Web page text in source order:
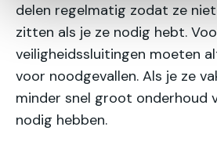
delen regelmatig zodat ze
zitten als je ze nodig hebt.
veiligheidssluitingen moeten
voor noodgevallen. Als je ze
minder snel groot onderhoud
nodig hebben.